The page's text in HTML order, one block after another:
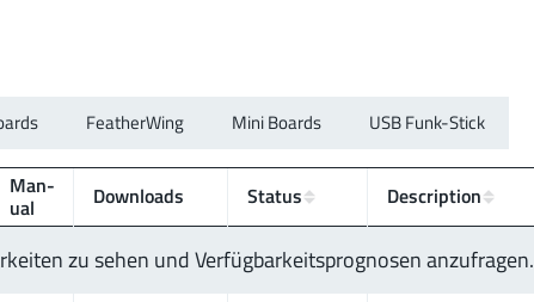
FeatherWing Mini Boards USB Funk-Stick
zu sehen und Verfügbarkeitsprognosen anzufragen.
Man­
ual Downloads Status Description